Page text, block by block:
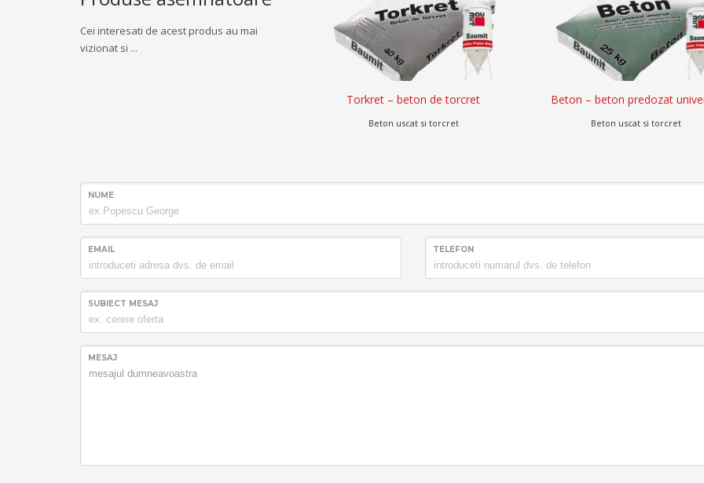
Cei interesati de acest produs au mai
vizionat si ...
Torkret – beton de torcret
Beton uscat si torcret
Beton – beton predozat
Beton uscat si torcret
NUME
EMAIL TELEFON
SUBIECT MESAJ
MESAJ